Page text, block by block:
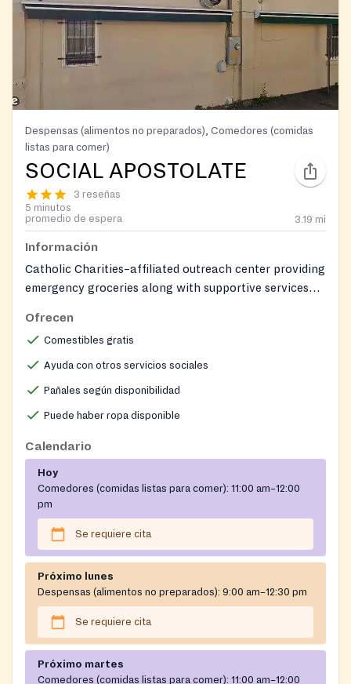
Despensas (alimentos no preparados), Comedores (comidas
listas para comer)
SOCIAL APOSTOLATE
3 reseñas
5 minutos
promedio de espera
3.19 mi
Información
Catholic Charities–affiliated outreach center providing
emergency groceries along with supportive services
baby items, help obtaining birth certificates and
Georgia IDs, employment assistance (IDs,
computer/printing, work clothing, transportation),
basic health supports (nurse’s clinic,
and emergency prescription assistance.
Ofrecen
Comestibles gratis
Ayuda con otros servicios sociales
Pañales según disponibilidad
Puede haber ropa disponible
Calendario
Hoy
Comedores (comidas listas para comer): 11:00 am–12:00
pm
Se requiere cita
Próximo lunes
Despensas (alimentos no preparados): 9:00 am–12:30 pm
Se requiere cita
Próximo martes
Comedores (comidas listas para comer): 11:00 am–12:00